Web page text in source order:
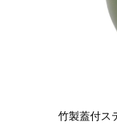
竹製蓋付ス